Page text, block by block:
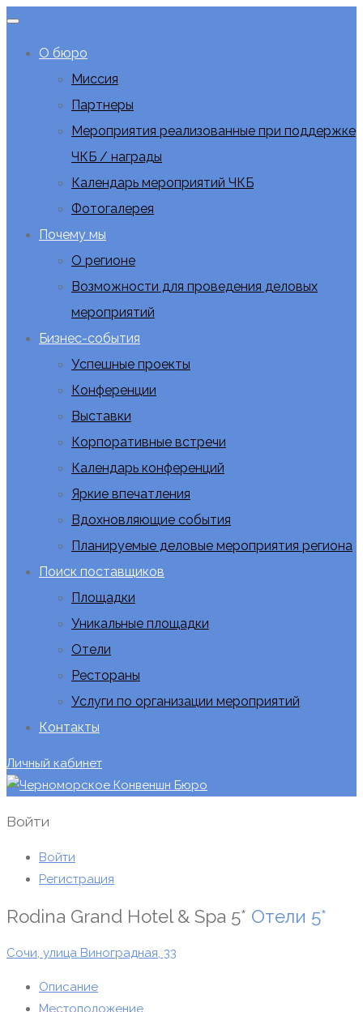
О бюро
Миссия
Партнеры
Мероприятия реализованные при поддержке
ЧКБ / награды
Календарь мероприятий ЧКБ
Фотогалерея
Почему мы
О регионе
Возможности для проведения деловых
мероприятий
Бизнес-события
Успешные проекты
Конференции
Выставки
Корпоративные встречи
Календарь конференций
Яркие впечатления
Вдохновляющие события
Планируемые деловые мероприятия региона
Поиск поставщиков
Площадки
Уникальные площадки
Отели
Рестораны
Услуги по организации мероприятий
Контакты
Личный кабинет
Войти
Войти
Регистрация
Rodina Grand Hotel & Spa 5* Отели 5*
Сочи, yлица Виноградная, 33
Описание